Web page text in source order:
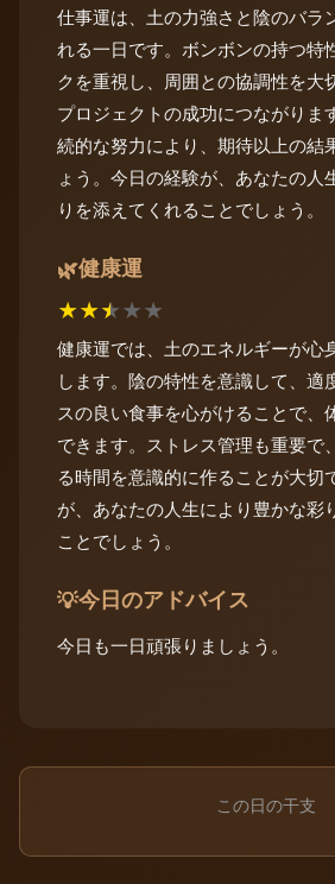
仕事運は、土の力強さと陰のバラ
れる一日です。ボンボンの持つ特
クを重視し、周囲との協調性を大
プロジェクトの成功につながりま
続的な努力により、期待以上の結
ょう。今日の経験が、あなたの人
りを添えてくれることでしょう。
🌿健康運
★★★★★
健康運では、土のエネルギーが心
します。陰の特性を意識して、適
スの良い食事を心がけることで、
できます。ストレス管理も重要で
る時間を意識的に作ることが大切
が、あなたの人生により豊かな彩
ことでしょう。
💡今日のアドバイス
今日も一日頑張りましょう。
この日の干支